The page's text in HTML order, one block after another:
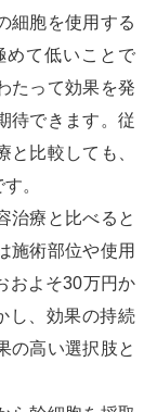
細胞を使用する
めて低いことで
たって効果を発
待できます。従
比較しても、
。
治療と比べると
施術部位や使用
およそ30万円か
し、効果の持続
の高い選択肢と